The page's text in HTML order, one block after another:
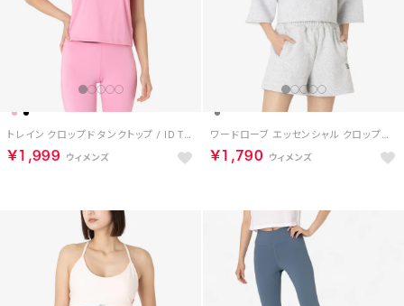
トレイン クロップド タンクトップ / ID TRAIN CROPPED TANK （ピンク）
￥1,999
ワードローブ エッセンシャル クロップド Tシャツ / WARDROBE ESSENTIALS CROPPED T-SHIRT （グレー）
￥1,790